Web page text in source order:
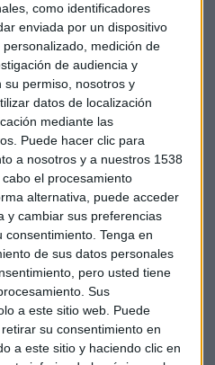
como identificadores
enviada por un dispositivo
medición de
de audiencia y
su permiso, nosotros y
datos de localización
mediante las
Puede hacer clic para
a nosotros y a nuestros 1538
el procesamiento
alternativa, puede acceder
y cambiar sus preferencias
consentimiento. Tenga en
de sus datos personales
pero usted tiene
Sus
a este sitio web. Puede
su consentimiento en
a este sitio y haciendo clic en
negativo. Y si ayer era Rio
recortado su pronóstico de
de toneladas hasta las
por el incendio en la mina
Singapur, están de primeros
de Adecco que resalta la
competir en talento. Ocupan
Singapur y Luxemburgo.
a otros países para
y además están
cualificados de los
talentos” que están
son Indonesia, Chile y
el siguiente según Adecco si